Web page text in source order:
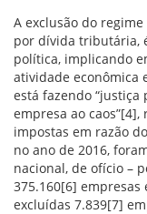
A exclusão do
por dívida tributária,
política, implicando
atividade econômica
está fazendo
empresa ao
impostas em razão
no ano de 2016,
nacional, de ofício –
375.160[6] empresas
excluídas 7.839[7]